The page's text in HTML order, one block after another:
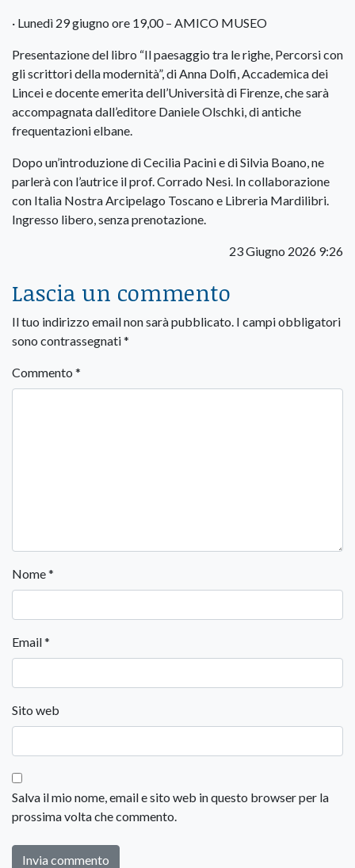
· Lunedì 29 giugno ore 19,00 – AMICO MUSEO
Presentazione del libro “Il paesaggio tra le righe, Percorsi con
gli scrittori della modernità”, di Anna Dolfi, Accademica dei
Lincei e docente emerita dell’Università di Firenze, che sarà
accompagnata dall’editore Daniele Olschki, di antiche
frequentazioni elbane.
Dopo un’introduzione di Cecilia Pacini e di Silvia Boano, ne
parlerà con l’autrice il prof. Corrado Nesi. In collaborazione
con Italia Nostra Arcipelago Toscano e Libreria Mardilibri.
Ingresso libero, senza prenotazione.
23 Giugno 2026 9:26
Lascia un commento
Il tuo indirizzo email non sarà pubblicato. I campi obbligatori
sono contrassegnati*
Commento *
Nome*
Email*
Sito web
Salva il mio nome, email e sito web in questo browser per la
prossima volta che commento.